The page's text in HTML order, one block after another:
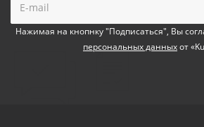
Нажимая на кнопнку "Подписаться", Вы
персональных данныхот